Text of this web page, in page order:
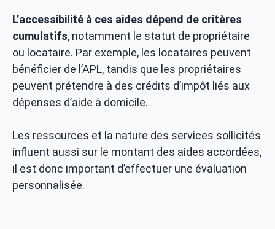
L’accessibilité à ces aides dépend de critères
cumulatifs, notamment le statut de propriétaire
ou locataire. Par exemple, les locataires peuvent
bénéficier de l’APL, tandis que les propriétaires
peuvent prétendre à des crédits d’impôt liés aux
dépenses d’aide à domicile.
Les ressources et la nature des services sollicités
influent aussi sur le montant des aides accordées,
il est donc important d’effectuer une évaluation
personnalisée.